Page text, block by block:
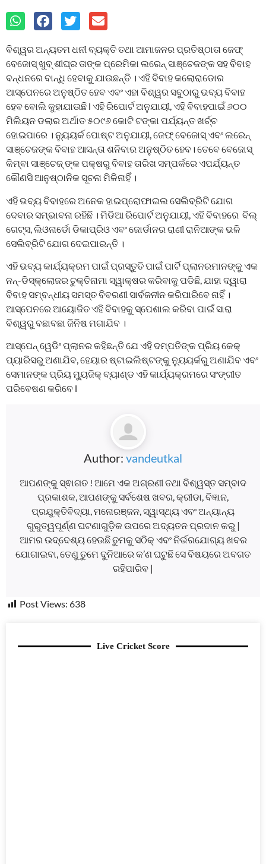
ବିଶ୍ୱର ଅନ୍ୟତମ ଧନୀ ବ୍ୟକ୍ତି ତଥା ଆମାଜନର ପ୍ରତିଷ୍ଠାତା ଜେଫ୍
ବେଜୋସ୍ ଖୁବ୍ ଶୀଘ୍ର ତାଙ୍କ ପ୍ରେମିକା ଲରେନ୍ ସାଞ୍ଚେଜଙ୍କ ସହ ବିବାହ
ବନ୍ଧନରେ ବାନ୍ଧି ହେବାକୁ ଯାଉଛନ୍ତି । ଏହି ବିବାହ କଲୋରାଡୋର
ଆସ୍ପେନରେ ଅନୁଷ୍ଠିତ ହେବ ଏବଂ ଏହା ବିଶ୍ୱର ସବୁଠାରୁ ଭବ୍ୟ ବିବାହ
ହେବ ବୋଲି କୁହାଯାଉଛି l ଏହି ରିପୋର୍ଟ ଅନୁଯାୟୀ, ଏହି ବିବାହପାଇଁ ୬୦୦
ମିଲିୟନ ଡଲାର ଅର୍ଥାତ ୫୦୯୬ କୋଟି ଟଙ୍କା ପର୍ଯ୍ୟନ୍ତ ଖର୍ଚ୍ଚ
ହୋଇପାରେ । ନ୍ୟୁୟର୍କ ପୋଷ୍ଟ ଅନୁଯାୟୀ, ଜେଫ୍ ବେଜୋସ୍ ଏବଂ ଲରେନ୍
ସାଞ୍ଚେଜଙ୍କ ବିବାହ ଆସନ୍ତା ଶନିବାର ଅନୁଷ୍ଠିତ ହେବ। ତେବେ ବେଜୋସ୍
କିମ୍ବା ସାଞ୍ଚେଜ୍ ଙ୍କ ପକ୍ଷରୁ ବିବାହ ତାରିଖ ସମ୍ପର୍କରେ ଏପର୍ଯ୍ୟନ୍ତ
କୌଣସି ଆନୁଷ୍ଠାନିକ ସୂଚନା ମିଳିନାହିଁ ।
ଏହି ଭବ୍ୟ ବିବାହରେ ଅନେକ ହାଇପ୍ରୋଫାଇଲ ସେଲିବ୍ରିଟି ଯୋଗ
ଦେବାର ସମ୍ଭାବନା ରହିଛି । ମିଡିଆ ରିପୋର୍ଟ ଅନୁଯାୟୀ, ଏହି ବିବାହରେ ବିଲ୍
ଗେଟ୍ସ, ଲିଓନାର୍ଡୋ ଡିକାପ୍ରିଓ ଏବଂ ଜୋର୍ଡାନର ରାଣୀ ରାନିଆଙ୍କ ଭଳି
ସେଲିବ୍ରିଟି ଯୋଗ ଦେଇପାରନ୍ତି ।
ଏହି ଭବ୍ୟ କାର୍ଯ୍ୟକ୍ରମ ପାଇଁ ପ୍ରସ୍ତୁତି ପାଇଁ ପାର୍ଟି ପ୍ଲାନରମାନଙ୍କୁ ଏକ
ନନ୍-ଡିସ୍କ୍ଲୋଜର ଚୁକ୍ତିନାମା ସ୍ୱାକ୍ଷର କରିବାକୁ ପଡିଛି, ଯାହା ଦ୍ୱାରା
ବିବାହ ସମ୍ବନ୍ଧୀୟ ସମସ୍ତ ବିବରଣୀ ସାର୍ବଜନୀନ କରିପାରିବେ ନାହିଁ ।
ଆସ୍ପେନରେ ଆୟୋଜିତ ଏହି ବିବାହକୁ ସ୍ପେଶାଲ କରିବା ପାଇଁ ସାରା
ବିଶ୍ୱରୁ ବଛାବଛା ଜିନିଷ ମଗାଯିବ ।
ଆସ୍ପେନ୍ ୱେଡିଂ ପ୍ଲାନର କହିଛନ୍ତି ଯେ ଏହି ଦମ୍ପତିଙ୍କ ପ୍ରିୟ କେକ୍
ପ୍ୟାରିସରୁ ଅଣାଯିବ, ହେୟାର ଷ୍ଟାଇଲିଷ୍ଟଙ୍କୁ ନ୍ୟୁୟର୍କରୁ ଅଣାଯିବ ଏବଂ
ସେମାନଙ୍କ ପ୍ରିୟ ମ୍ୟୁଜିକ୍ ବ୍ୟାଣ୍ଡ ଏହି କାର୍ଯ୍ୟକ୍ରମରେ ସଂଙ୍ଗୀତ
ପରିବେଷଣ କରିବେ l
Author: vandeutkal
ଆପଣଙ୍କୁ ସ୍ଵାଗତ ! ଆମେ ଏକ ଅଗ୍ରଣୀ ତଥା ବିଶ୍ୱସ୍ତ ସମ୍ବାଦ
ପ୍ରକାଶକ, ଆପଣଙ୍କୁ ସର୍ବଶେଷ ଖବର, କ୍ରୀଡା, ବିଜ୍ଞାନ,
ପ୍ରଯୁକ୍ତିବିଦ୍ୟା, ମନୋରଞ୍ଜନ, ସ୍ୱାସ୍ଥ୍ୟ ଏବଂ ଅନ୍ୟାନ୍ୟ
ଗୁରୁତ୍ୱପୂର୍ଣ୍ଣ ଘଟଣାଗୁଡ଼ିକ ଉପରେ ଅଦ୍ୟତନ ପ୍ରଦାନ କରୁ |
ଆମର ଉଦ୍ଦେଶ୍ୟ ହେଉଛି ତୁମକୁ ସଠିକ୍ ଏବଂ ନିର୍ଭରଯୋଗ୍ୟ ଖବର
ଯୋଗାଇବା, ତେଣୁ ତୁମେ ଦୁନିଆରେ କ’ଣ ଘଟୁଛି ସେ ବିଷୟରେ ଅବଗତ
ରହିପାରିବ |
Post Views: 638
Live Cricket Score